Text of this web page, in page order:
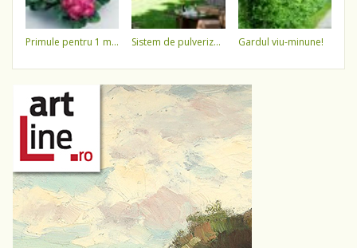
primule pentru 1 martie 3,5 lei / ghiveci !!!! sistem de pulverizare a apei gardul viu-minune!